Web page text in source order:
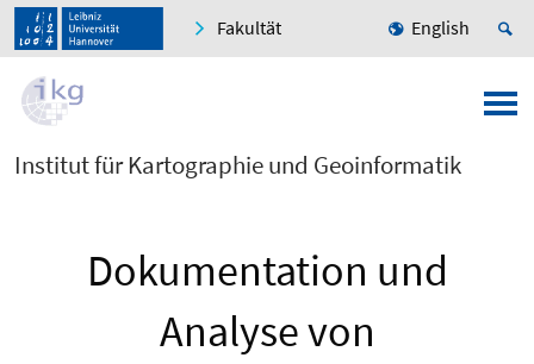
Fakultät English
Institut für Kartographie und Geoinformatik
Dokumentation und
Analyse von